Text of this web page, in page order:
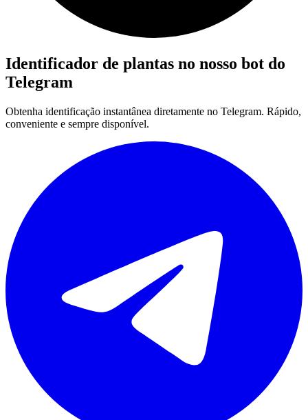
Identificador de plantas no nosso bot do
Telegram
Obtenha identificação instantânea diretamente no Telegram. Rápido,
conveniente e sempre disponível.